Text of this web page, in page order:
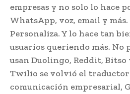
empresas y no solo lo hace
WhatsApp, voz, email y
Personaliza. Y lo hace tan
usuarios queriendo más. No
usan Duolingo, Reddit, Bitso
Twilio se volvió el traductor
comunicación empresarial,